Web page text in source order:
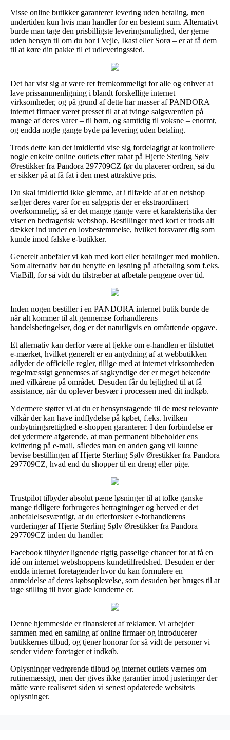
Visse online butikker garanterer levering uden betaling, men
undertiden kun hvis man handler for en bestemt sum. Alternativt
burde man tage den prisbilligste leveringsmulighed, der gerne –
uden hensyn til om du bor i Vejle, Ikast eller Sorø – er at få dem
til at køre din pakke til et udleveringssted.
Det har vist sig at være ret fremkommeligt for alle og enhver at
lave prissammenligning i blandt forskellige internet
virksomheder, og på grund af dette har masser af PANDORA
internet firmaer været presset til at at tvinge salgsværdien på
mange af deres varer – til børn, og samtidig til voksne – enormt,
og endda nogle gange byde på levering uden betaling.
Trods dette kan det imidlertid vise sig fordelagtigt at kontrollere
nogle enkelte online outlets efter rabat på Hjerte Sterling Sølv
Ørestikker fra Pandora 297709CZ før du placerer ordren, så du
er sikker på at få fat i den mest attraktive pris.
Du skal imidlertid ikke glemme, at i tilfælde af at en netshop
sælger deres varer for en salgspris der er ekstraordinært
overkommelig, så er det mange gange være et karakteristika der
viser en bedragerisk webshop. Bestillinger med kort er trods alt
dækket ind under en lovbestemmelse, hvilket forsvarer dig som
kunde imod falske e-butikker.
Generelt anbefaler vi køb med kort eller betalinger med mobilen.
Som alternativ bør du benytte en løsning på afbetaling som f.eks.
ViaBill, for så vidt du tilstræber at afbetale pengene over tid.
Inden nogen bestiller i en PANDORA internet butik burde de
når alt kommer til alt gennemse forhandlerens
handelsbetingelser, dog er det naturligvis en omfattende opgave.
Et alternativ kan derfor være at tjekke om e-handlen er tilsluttet
e-mærket, hvilket generelt er en antydning af at webbutikken
adlyder de officielle regler, tillige med at internet virksomheden
regelmæssigt gennemses af sagkyndige der er meget bekendte
med vilkårene på området. Desuden får du lejlighed til at få
assistance, når du oplever besvær i processen med dit indkøb.
Ydermere støtter vi at du er hensynstagende til de mest relevante
vilkår der kan have indflydelse på købet, f.eks. hvilken
ombytningsrettighed e-shoppen garanterer. I den forbindelse er
det ydermere afgørende, at man permanent bibeholder ens
kvittering på e-mail, således man en anden gang vil kunne
bevise bestillingen af Hjerte Sterling Sølv Ørestikker fra Pandora
297709CZ, hvad end du shopper til en dreng eller pige.
Trustpilot tilbyder absolut pæne løsninger til at tolke ganske
mange tidligere forbrugeres betragtninger og herved er det
anbefalelsesværdigt, at du efterforsker e-forhandlerens
vurderinger af Hjerte Sterling Sølv Ørestikker fra Pandora
297709CZ inden du handler.
Facebook tilbyder lignende rigtig passelige chancer for at få en
idé om internet webshoppens kundetilfredshed. Desuden er der
endda internet foretagender hvor du kan formulere en
anmeldelse af deres købsoplevelse, som desuden bør bruges til at
tage stilling til hvor glade kunderne er.
Denne hjemmeside er finansieret af reklamer. Vi arbejder
sammen med en samling af online firmaer og introducerer
butikkernes tilbud, og tjener honorar for så vidt de personer vi
sender videre foretager et indkøb.
Oplysninger vedrørende tilbud og internet outlets værnes om
rutinemæssigt, men der gives ikke garantier imod justeringer der
måtte være realiseret siden vi senest opdaterede websitets
oplysninger.